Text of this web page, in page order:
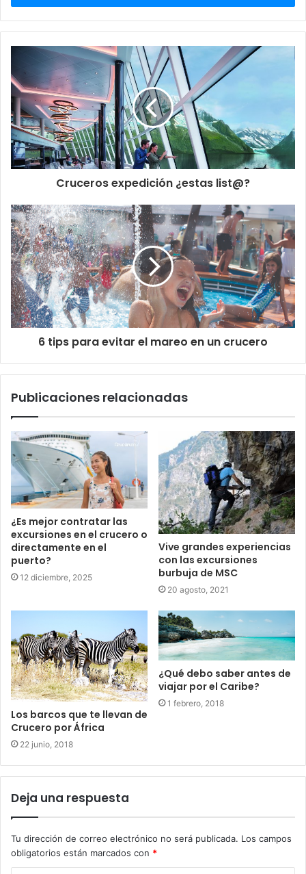
Cruceros expedición ¿estas list@?
6 tips para evitar el mareo en un crucero
Publicaciones relacionadas
¿Es mejor contratar las
excursiones en el crucero o
directamente en el
puerto?
12 diciembre, 2025
Vive grandes experiencias
con las excursiones
burbuja de MSC
20 agosto, 2021
Los barcos que te llevan de
Crucero por África
22 junio, 2018
¿Qué debo saber antes de
viajar por el Caribe?
1 febrero, 2018
Deja una respuesta
Tu dirección de correo electrónico no será publicada. Los campos
obligatorios están marcados con *